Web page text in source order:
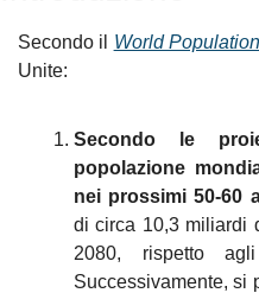
Secondo il World
Unite:
Secondo le
popolazione
nei prossimi 50-60
di circa 10,3 miliardi
2080, rispetto
Successivamente, si